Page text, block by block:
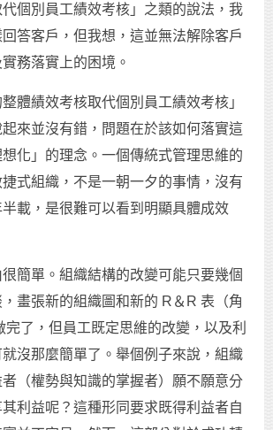
個別員工績效考核」之類的說法，我
答客戶，但我想，這並無法解除客戶
務落實上的困境。
整體績效考核取代個別員工績效考核」
來並沒有錯，問題在於該如何落實這
化」的理念。一個傳統式管理思維的
式組織，不是一朝一夕的事情，沒有
載，是很難可以看到明顯具體成效
簡單。組織結構的改變可能只要幾個
畫張新的組織圖和新的 R＆R 表（角
完了，但員工既定思維的改變，以及利
沒那麼簡單了。舉個例子來說，組織
（權勢與知識的掌握者）願不願意分
利益呢？這種形同要求既得利益者自